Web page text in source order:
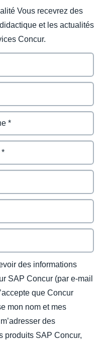
Vous recevrez des
et les actualités
Concur.
des informations
SAP Concur (par e-mail
que Concur
mon nom et mes
des
produits SAP Concur,